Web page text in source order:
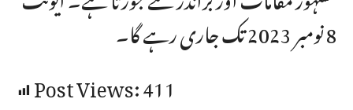
8 نومبر 2023 تک جاری رہے گا۔
Post Views:411